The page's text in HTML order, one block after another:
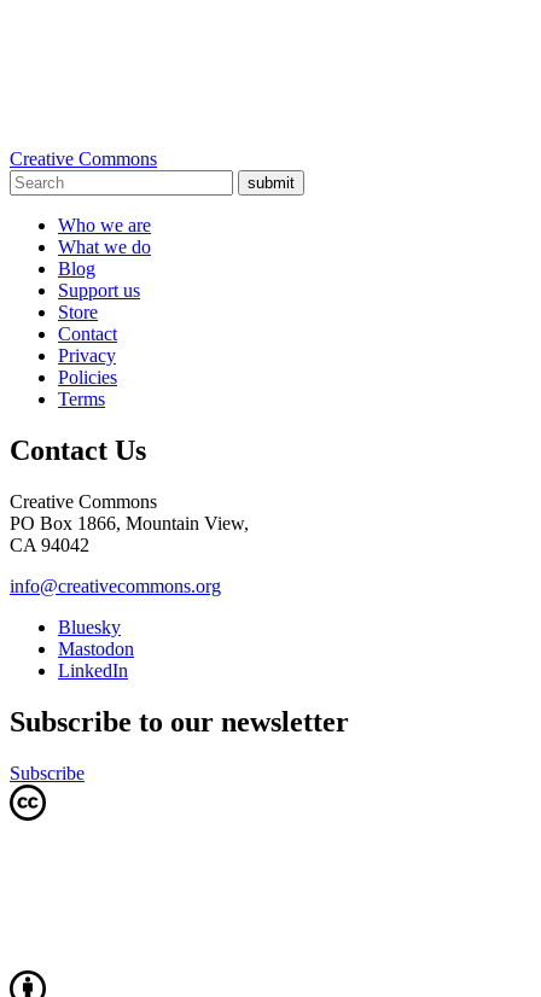
Creative Commons
submit
Who we are
What we do
Blog
Support us
Store
Contact
Privacy
Policies
Terms
Contact Us
Creative Commons
PO Box 1866, Mountain View,
CA 94042
info@creativecommons.org
Bluesky
Mastodon
LinkedIn
Subscribe to our newsletter
Subscribe